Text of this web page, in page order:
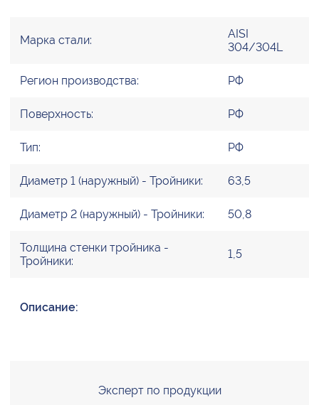
Марка стали:
AISI
304/304L
Регион производства: РФ
Поверхность: РФ
Тип: РФ
Диаметр 1 (наружный) - Тройники: 63,5
Диаметр 2 (наружный) - Тройники: 50,8
Толщина стенки тройника -
Тройники:
1,5
Описание:
Эксперт по продукции